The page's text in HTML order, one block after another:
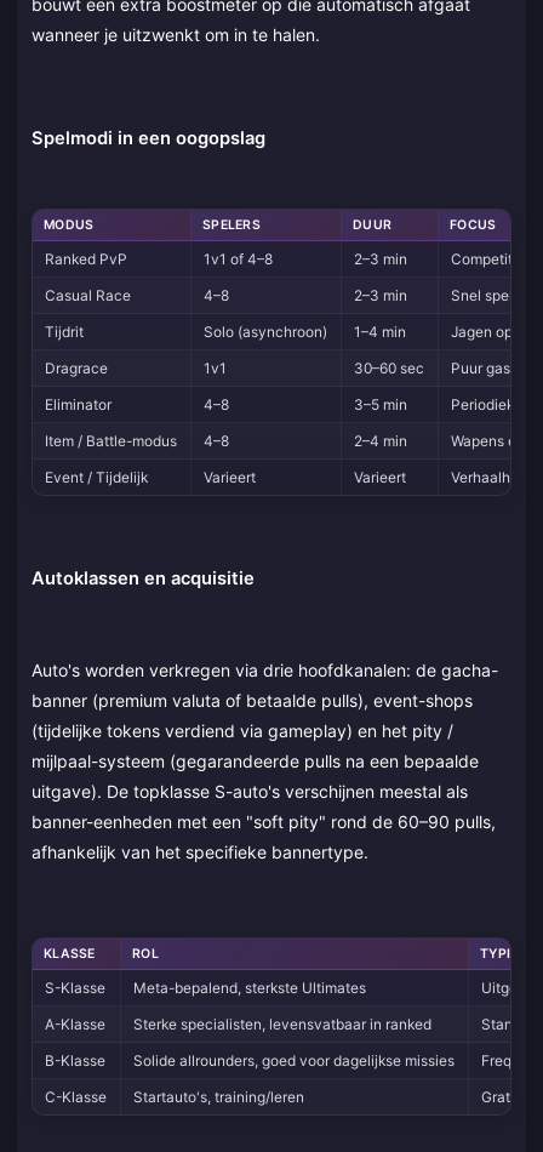
bouwt een extra boostmeter op die automatisch afgaat
wanneer je uitzwenkt om in te halen.
Spelmodi in een oogopslag
MODUS SPELERS DUUR FOCUS
Ranked PvP 1v1 of 4–8 2–3 min
Competitief
Casual Race
4–8 2–3 min
Snel spelen,
Tijdrit
Solo (asynchroon) 1–4 min
Jagen op
Dragrace
1v1 30–60 sec
Puur gas
Eliminator
4–8 3–5 min
Periodieke
Item / Battle-modus
4–8 2–4 min
Wapens en
Event / Tijdelijk
Varieert Varieert
Autoklassen en acquisitie
Auto's worden verkregen via drie hoofdkanalen: de gacha-
banner (premium valuta of betaalde pulls), event-shops
(tijdelijke tokens verdiend via gameplay) en het pity /
mijlpaal-systeem (gegarandeerde pulls na een bepaalde
uitgave). De topklasse S-auto's verschijnen meestal als
banner-eenheden met een "soft pity" rond de 60–90 pulls,
afhankelijk van het specifieke bannertype.
KLASSE ROL
S-Klasse Meta-bepalend, sterkste Ultimates
A-Klasse
Sterke specialisten, levensvatbaar in ranked
B-Klasse
Solide allrounders, goed voor dagelijkse missies
C-Klasse
Startauto's, training/leren Gratis